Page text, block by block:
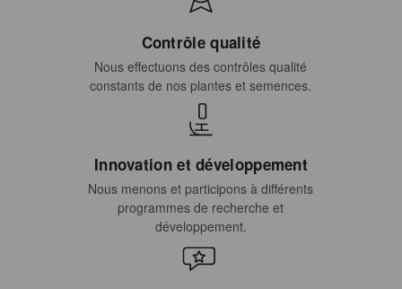
Contrôle qualité
Nous effectuons des contrôles qualité
constants de nos plantes et semences.
Innovation et développement
Nous menons et participons à différents
programmes de recherche et
développement.